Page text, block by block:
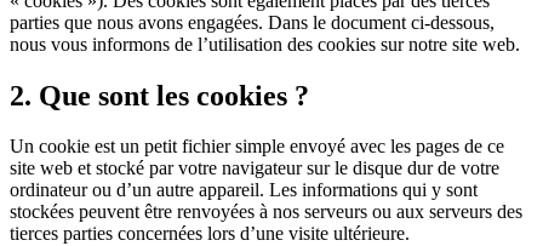
parties que nous avons engagées. Dans le document ci-dessous,
nous vous informons de l’utilisation des cookies sur notre site web.
2. Que sont les cookies ?
Un cookie est un petit fichier simple envoyé avec les pages de ce
site web et stocké par votre navigateur sur le disque dur de votre
ordinateur ou d’un autre appareil. Les informations qui y sont
stockées peuvent être renvoyées à nos serveurs ou aux serveurs des
tierces parties concernées lors d’une visite ultérieure.